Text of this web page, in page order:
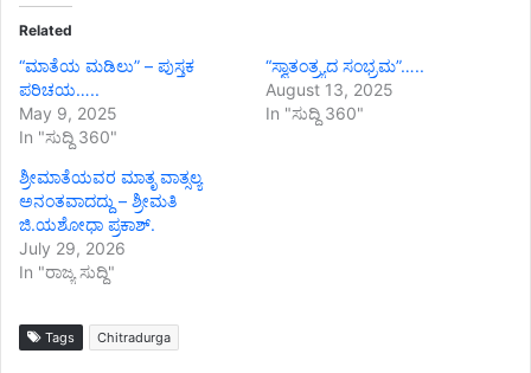
Related
“ಮಾತೆಯ ಮಡಿಲು” – ಪುಸ್ತಕ
ಪರಿಚಯ…..
May 9, 2025
In "ಸುದ್ದಿ 360"
“ಸ್ವಾತಂತ್ರ್ಯದ ಸಂಭ್ರಮ”…..
August 13, 2025
In "ಸುದ್ದಿ 360"
ಶ್ರೀಮಾತೆಯವರ ಮಾತೃ ವಾತ್ಸಲ್ಯ
ಅನಂತವಾದದ್ದು – ಶ್ರೀಮತಿ
ಜಿ.ಯಶೋಧಾ ಪ್ರಕಾಶ್.
July 29, 2026
In "ರಾಜ್ಯ ಸುದ್ದಿ"
Tags Chitradurga